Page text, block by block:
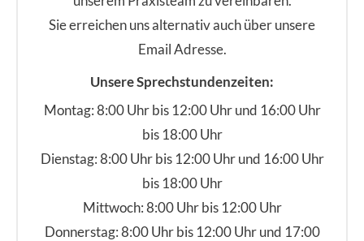
Sie erreichen uns alternativ auch über unsere
Email Adresse.
Unsere Sprechstundenzeiten:
Montag: 8:00 Uhr bis 12:00 Uhr und 16:00 Uhr
bis 18:00 Uhr
Dienstag: 8:00 Uhr bis 12:00 Uhr und 16:00 Uhr
bis 18:00 Uhr
Mittwoch: 8:00 Uhr bis 12:00 Uhr
Donnerstag: 8:00 Uhr bis 12:00 Uhr und 17:00